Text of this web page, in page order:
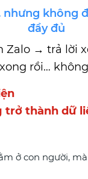
nhưng không
đầy đủ
Zalo → trả lời
rồi…
trở thành dữ